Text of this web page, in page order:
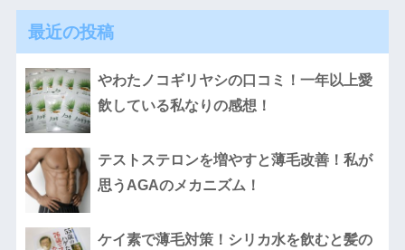
最近の投稿
やわたノコギリヤシの口コミ！一年以上愛
飲している私なりの感想！
テストステロンを増やすと薄毛改善！私が
思うAGAのメカニズム！
ケイ素で薄毛対策！シリカ水を飲むと髪の